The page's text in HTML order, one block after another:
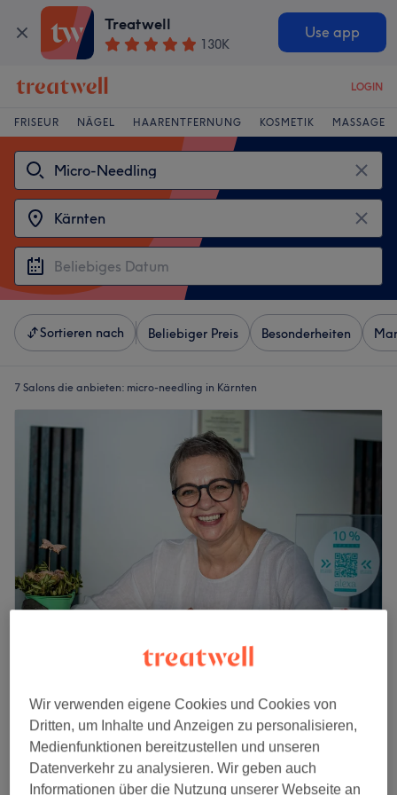
Treatwell
130K
Use app
LOGIN
FRISEUR NÄGEL HAARENTFERNUNG KOSMETIK MASSAGE
Sortieren nach Beliebiger Preis Besonderheiten
7 Salons die anbieten: micro-needling in Kärnten
BEAUTY LOUNGE alexa - Alexandrina
4,9
41 Bewertungen
Villach
Auf Karte anzeigen
Gesichtsbehandlung - cNc Skincare
Mesoporation
Wir verwenden eigene Cookies und Cookies von
Dritten, um Inhalte und Anzeigen zu personalisieren,
Medienfunktionen bereitzustellen und unseren
Datenverkehr zu analysieren. Wir geben auch
Informationen über die Nutzung unserer Webseite an